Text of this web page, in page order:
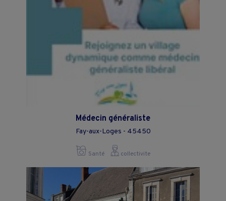
Médecin généraliste
Fay-aux-Loges - 45450
Santé collectivite